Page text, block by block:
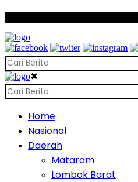
✖
Home
Nasional
Daerah
Mataram
Lombok Barat